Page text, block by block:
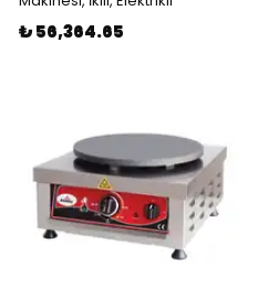
₺ 56,364.65